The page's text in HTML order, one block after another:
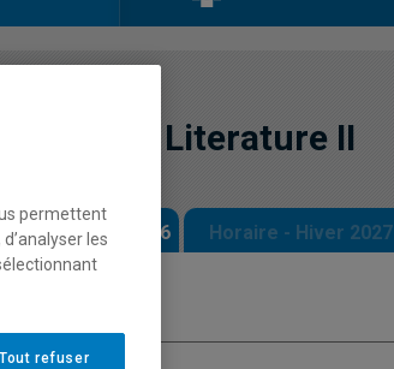
and Literature II
- Automne 2026 Horaire - Hiver 2027
permettent
les
Tout refuser